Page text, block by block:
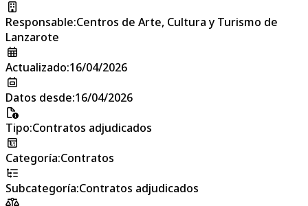
Responsable:Centros de Arte, Cultura y Turismo de
Lanzarote
Actualizado:16/04/2026
Datos desde:16/04/2026
Tipo:Contratos adjudicados
Categoría:Contratos
Subcategoría:Contratos adjudicados